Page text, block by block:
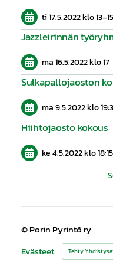
ti 17.5.2022klo 13–15
Jazzleirinnän
ma 16.5.2022klo 17
Sulkapallojaoston
ma 9.5.2022klo
Hiihtojaosto kokous
ke 4.5.2022klo 18:15
©Porin Pyrintö ry
Evästeet
Tehty